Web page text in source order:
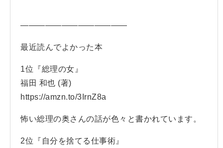
—————————————
最近読んでよかった本
1位『総理の女』
福田 和也 (著)
https://amzn.to/3IrnZ8a
怖い総理の奥さんの話が色々と書かれています。
2位『自分を捨てる仕事術』